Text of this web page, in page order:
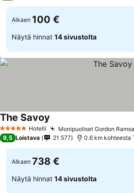
Alkaen 100 €
Näytä hinnat 14 sivustolta
5 Tähtiluokitus
Hotelli Monipuoliset Gordon
The Savoy
9,5 Loistava 21 577 0.6 km kohteesta
Alkaen 738 €
Näytä hinnat 14 sivustolta